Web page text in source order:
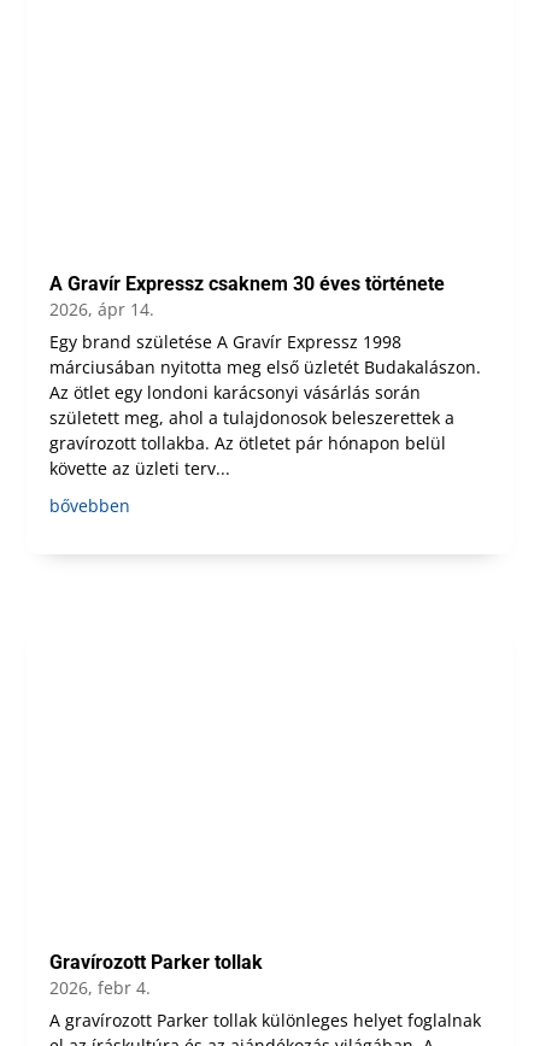
A Gravír Expressz csaknem 30 éves története
2026, ápr 14.
Egy brand születése A Gravír Expressz 1998
márciusában nyitotta meg első üzletét Budakalászon.
Az ötlet egy londoni karácsonyi vásárlás során
született meg, ahol a tulajdonosok beleszerettek a
gravírozott tollakba. Az ötletet pár hónapon belül
követte az üzleti terv...
bővebben
Gravírozott Parker tollak
2026, febr 4.
A gravírozott Parker tollak különleges helyet foglalnak